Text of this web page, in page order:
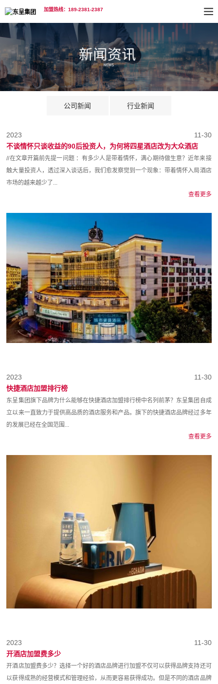
加盟热线：189-2381-2387
公司新闻 行业新闻
11-30
2023
不谈情怀只谈收益的90后投资人，为何将四星酒店改为大众酒店
//在文章开篇前先提一问题 ：有多少人是带着情怀，满心期待做生意？近年来接
触大量投资人，透过深入谈话后，我们愈发察觉到一个现象：带着情怀入局酒店
市场的越来越少了...
查看更多
11-30
2023
快捷酒店加盟排行榜
东呈集团旗下品牌为什么能够在快捷酒店加盟排行榜中名列前茅？东呈集团自成
立以来一直致力于提供高品质的酒店服务和产品。旗下的快捷酒店品牌经过多年
的发展已经在全国范围...
查看更多
11-30
2023
开酒店加盟费多少
开酒店加盟费多少？选择一个好的酒店品牌进行加盟不仅可以获得品牌支持还可
以获得成熟的经营模式和管理经验，从而更容易获得成功。但是不同的酒店品牌